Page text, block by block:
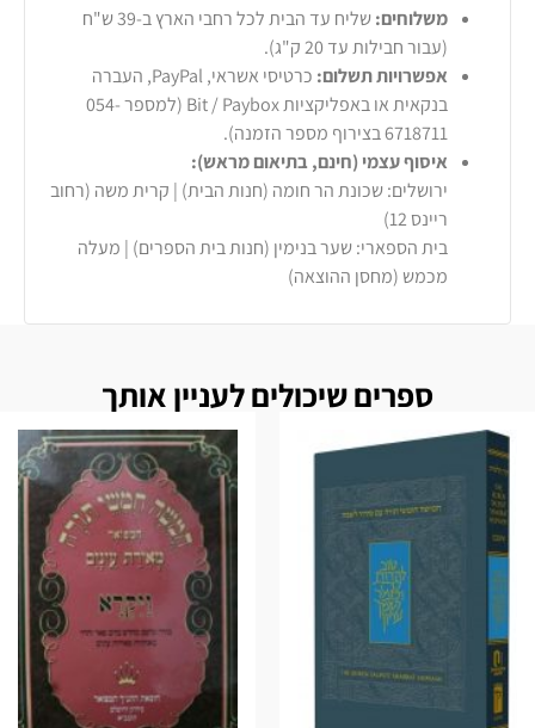
משלוחים:
שליח עד הבית לכל רחבי הארץ ב-39 ש"ח
(עבור חבילות עד 20 ק"ג).
אפשרויות תשלום:
כרטיסי אשראי, PayPal, העברה
בנקאית או באפליקציות Bit / Paybox (למספר 054-
6718711 בצירוף מספר הזמנה).
איסוף עצמי (חינם, בתיאום מראש):
ירושלים: שכונת הר חומה (חנות הבית) | קרית משה (רחוב
ריינס 12)
בית הספארי: שער בנימין (חנות בית הספרים) | מעלה
מכמש (מחסן ההוצאה)
ספרים שיכולים לעניין אותך